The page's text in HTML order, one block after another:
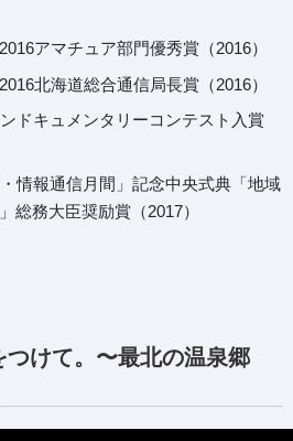
アマチュア部門優秀賞（2016）
北海道総合通信局長賞（2016）
ドキュメンタリーコンテスト入賞
情報通信月間」記念中央式典「地域
総務大臣奨励賞（2017）
つけて。〜最北の温泉郷